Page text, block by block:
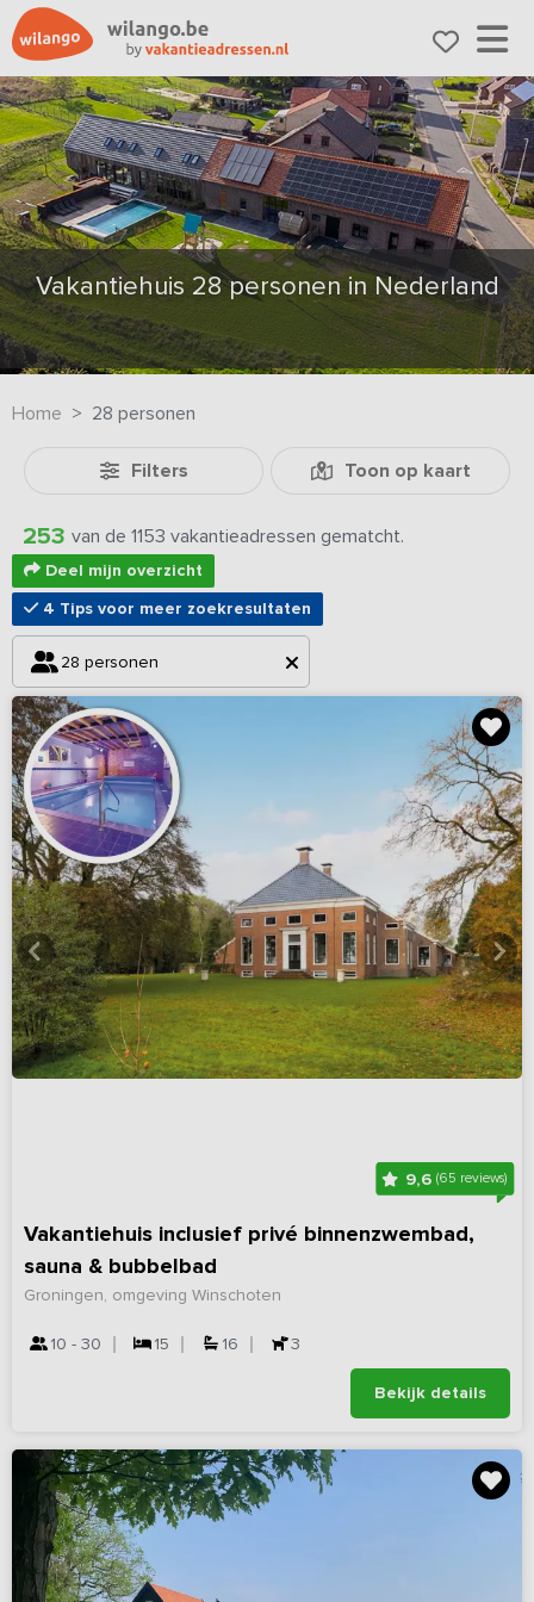
Vakantiehuis 28 personen in Nederland
Home 28 personen
Filters Toon op kaart
253 van de 1153 vakantieadressen gematcht.
Deel mijn overzicht
4 Tips voor meer zoekresultaten
28 personen
9,6 (65 reviews)
Vakantiehuis inclusief privé binnenzwembad,
sauna & bubbelbad
Groningen, omgeving Winschoten
10 - 30 15 16 3
Bekijk details